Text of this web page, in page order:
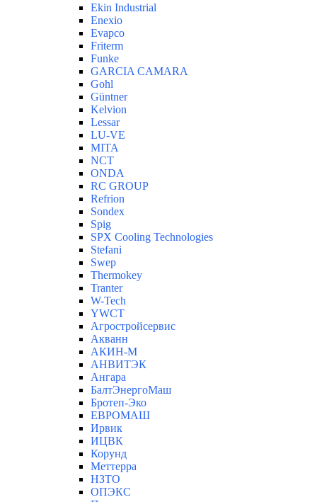
Ekin Industrial
Enexio
Evapco
Friterm
Funke
GARCIA CAMARA
Gohl
Güntner
Kelvion
Lessar
LU-VE
MITA
NCT
ONDA
RC GROUP
Refrion
Sondex
Spig
SPX Cooling Technologies
Stefani
Swep
Thermokey
Tranter
W-Tech
YWCT
Агростройсервис
Акванн
АКИН-М
АНВИТЭК
Ангара
БалтЭнергоМаш
Бротеп-Эко
ЕВРОМАШ
Ирвик
ИЦВК
Корунд
Меттерра
НЗТО
ОПЭКС